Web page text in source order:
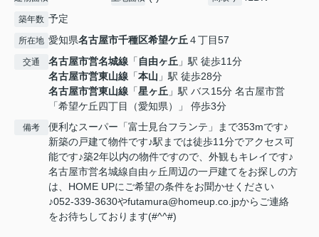
築年数 予定
所在地 愛知県名古屋市千種区希望ケ丘４丁目57
交通 名古屋市営名城線 「 自由ヶ丘 」駅 徒歩11分
名古屋市営東山線 「本山 」駅 徒歩28分
名古屋市営東山線 「星ヶ丘 」駅 バス15分 名古屋市営
「希望ケ丘四丁目（愛知県）」 停歩3分
備考
便利なスーパー「富士見台フランテ」まで353mです♪
新築の戸建て物件です♪駅までは徒歩11分でアクセス可
能です♪築2年以内の物件ですので、外観もキレイです♪
名古屋市営名城線自由ヶ丘周辺の一戸建てをお探しの方
は、HOME UPにご希望の条件をお聞かせください
♪052-339-3630やfutamura@homeup.co.jpからご連絡
をお待ちしております(#^^#)